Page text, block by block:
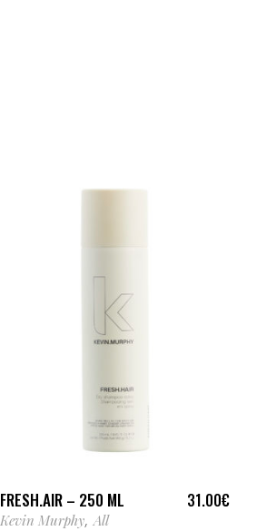
AJOUTER AU PANIER
FRESH.AIR – 250 ML 31.00€
Kevin Murphy,All